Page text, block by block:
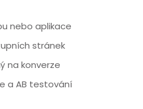
nebo aplikace
stránek
na konverze
a AB testování